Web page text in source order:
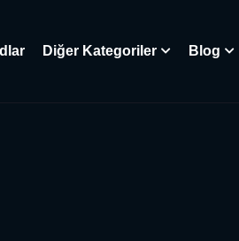
Diğer Kategoriler Blog